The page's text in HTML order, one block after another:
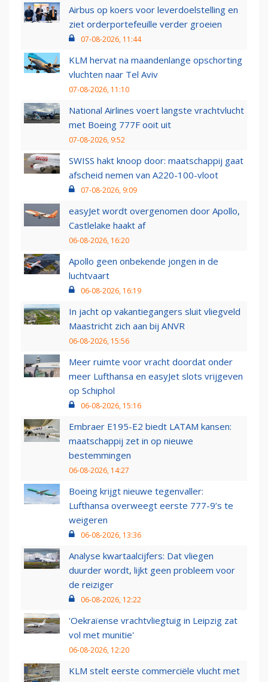
Airbus op koers voor leverdoelstelling en
ziet orderportefeuille verder groeien
07-08-2026, 11:44
KLM hervat na maandenlange opschorting
vluchten naar Tel Aviv
07-08-2026, 11:10
National Airlines voert langste vrachtvlucht
met Boeing 777F ooit uit
07-08-2026, 9:52
SWISS hakt knoop door: maatschappij gaat
afscheid nemen van A220-100-vloot
07-08-2026, 9:09
easyJet wordt overgenomen door Apollo,
Castlelake haakt af
06-08-2026, 16:20
Apollo geen onbekende jongen in de
luchtvaart
06-08-2026, 16:19
In jacht op vakantiegangers sluit vliegveld
Maastricht zich aan bij ANVR
06-08-2026, 15:56
Meer ruimte voor vracht doordat onder
meer Lufthansa en easyJet slots vrijgeven
op Schiphol
06-08-2026, 15:16
Embraer E195-E2 biedt LATAM kansen:
maatschappij zet in op nieuwe
bestemmingen
06-08-2026, 14:27
Boeing krijgt nieuwe tegenvaller:
Lufthansa overweegt eerste 777-9’s te
weigeren
06-08-2026, 13:36
Analyse kwartaalcijfers: Dat vliegen
duurder wordt, lijkt geen probleem voor
de reiziger
06-08-2026, 12:22
'Oekraïense vrachtvliegtuig in Leipzig zat
vol met munitie'
06-08-2026, 12:20
KLM stelt eerste commerciële vlucht met